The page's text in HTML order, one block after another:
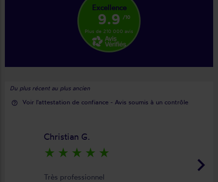
Excellence
9.9 /10
Plus de 210 000 avis
Du plus récent au plus ancien
help_outline Voir l'attestation de confiance - Avis soumis à un contrôle
keyboard_arrow_right
Christian G.
star_rate star_rate star_rate star_rate star_rate
Très professionnel